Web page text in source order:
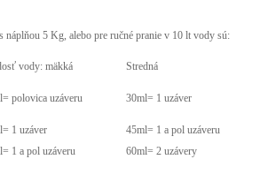
náplňou 5 Kg, alebo pre ručné pranie v 10 lt vody sú:
vody: mäkká Stredná
polovica uzáveru 30ml= 1 uzáver
1 uzáver
45ml= 1 a pol uzáveru
1 a pol uzáveru 60ml= 2 uzávery